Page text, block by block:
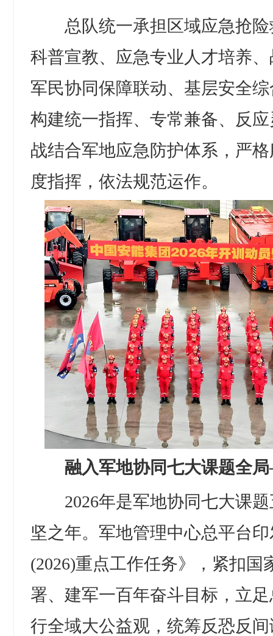
总队统一承担区域应急抢险
科普宣教、应急专业人才培养
军民协同保障联动、基层安全
构建统一指挥、专常兼备、反
战结合军地应急防护体系，严
度指挥，依法规范运作。
融入军地协同七大课题全
2026年是军地协同七大课题
坚之年。军地管理中心总平台
(2026)重点工作任务》，紧扣国
署、建军一百年奋斗目标，立
行全域大公益观，统筹反恐反